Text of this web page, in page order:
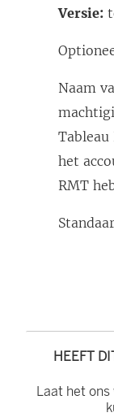
Versie:
Naam
het
RMT
HEEFT
Laat het